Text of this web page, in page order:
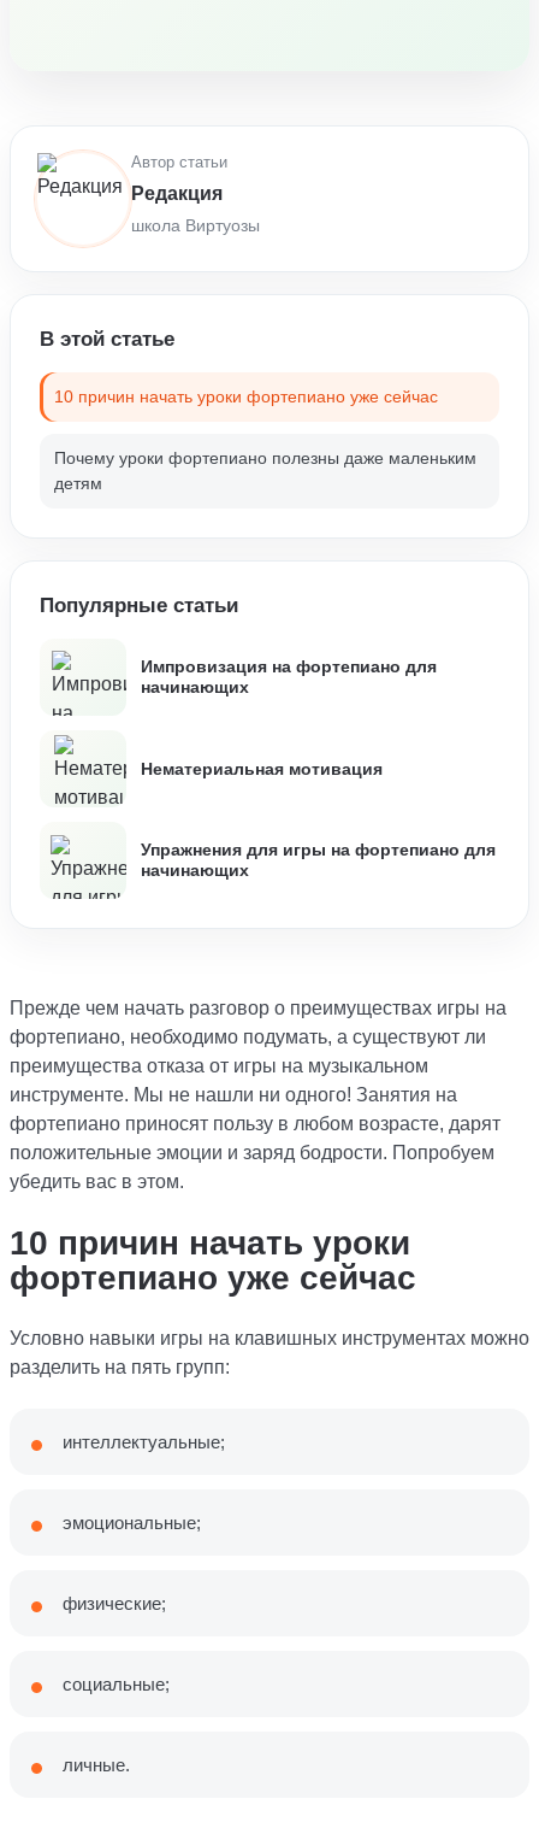
Автор статьи
Редакция
школа Виртуозы
В этой статье
10 причин начать уроки фортепиано уже сейчас
Почему уроки фортепиано полезны даже маленьким
детям
Популярные статьи
Импровизация на фортепиано для
начинающих
Нематериальная мотивация
Упражнения для игры на фортепиано для
начинающих
Прежде чем начать разговор о преимуществах игры на
фортепиано, необходимо подумать, а существуют ли
преимущества отказа от игры на музыкальном
инструменте. Мы не нашли ни одного! Занятия на
фортепиано приносят пользу в любом возрасте, дарят
положительные эмоции и заряд бодрости. Попробуем
убедить вас в этом.
10 причин начать уроки
фортепиано уже сейчас
Условно навыки игры на клавишных инструментах можно
разделить на пять групп:
интеллектуальные;
эмоциональные;
физические;
социальные;
личные.